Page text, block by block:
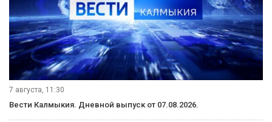
7 августа, 11:30
Вести Калмыкия. Дневной выпуск от 07.08.2026.